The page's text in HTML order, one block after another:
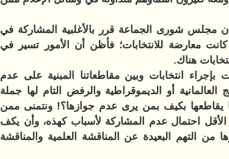
مجلس شورى الجماعة قرر بالأغلبية المشاركة في
معارضة للانتخابات؛ فأظن أن الأمور تسير في
هناك.
انتخابات وبين مقاطعاتنا المبنية على عدم
العالمانية أو الديموقراطية والرفض التام لها جملة
يقاطعها بكيف بمن يرى عدم جوازها؟! ونتمنى ممن
احتمال عدم المشاركة لأسباب كهذه، وأن يكف
التهم البعيدة عن المناقشة العلمية والمناقشة